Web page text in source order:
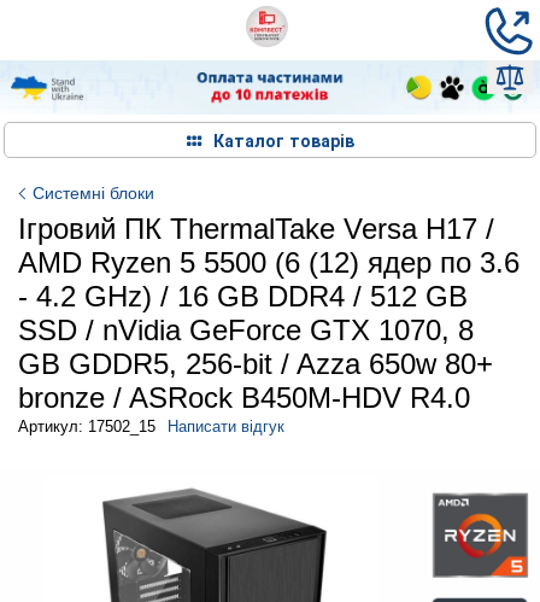
Каталог товарів
Системні блоки
Ігровий ПК ThermalTake Versa H17 /
AMD Ryzen 5 5500 (6 (12) ядер по 3.6
- 4.2 GHz) / 16 GB DDR4 / 512 GB
SSD / nVidia GeForce GTX 1070, 8
GB GDDR5, 256-bit / Azza 650w 80+
bronze / ASRock B450M-HDV R4.0
Артикул: 17502_15 Написати відгук